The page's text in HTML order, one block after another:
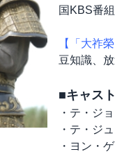
国KBS番
【「大祚
豆知識、
■キャスト
・テ・ジ
・テ・ジ
・ヨン・